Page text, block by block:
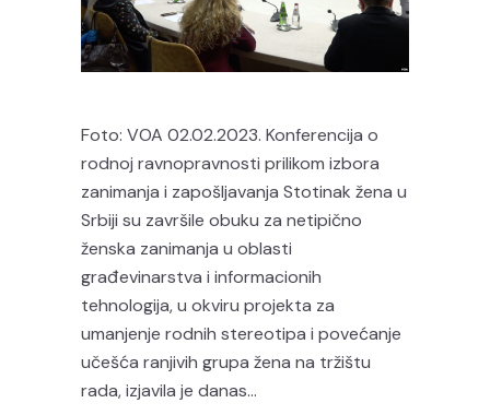
Foto: VOA 02.02.2023. Konferencija o
rodnoj ravnopravnosti prilikom izbora
zanimanja i zapošljavanja Stotinak žena u
Srbiji su završile obuku za netipično
ženska zanimanja u oblasti
građevinarstva i informacionih
tehnologija, u okviru projekta za
umanjenje rodnih stereotipa i povećanje
učešća ranjivih grupa žena na tržištu
rada, izjavila je danas...